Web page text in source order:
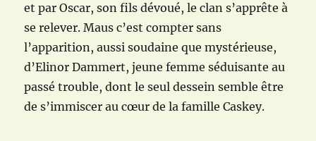
et par Oscar, son fils dévoué, le clan s’apprête à
se relever. Maus c’est compter sans
l’apparition, aussi soudaine que mystérieuse,
d’Elinor Dammert, jeune femme séduisante au
passé trouble, dont le seul dessein semble être
de s’immiscer au cœur de la famille Caskey.